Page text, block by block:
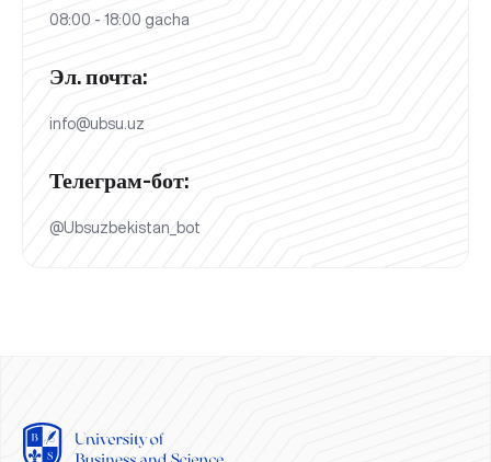
08:00 - 18:00 gacha
Эл. почта:
info@ubsu.uz
Телеграм-бот:
@Ubsuzbekistan_bot